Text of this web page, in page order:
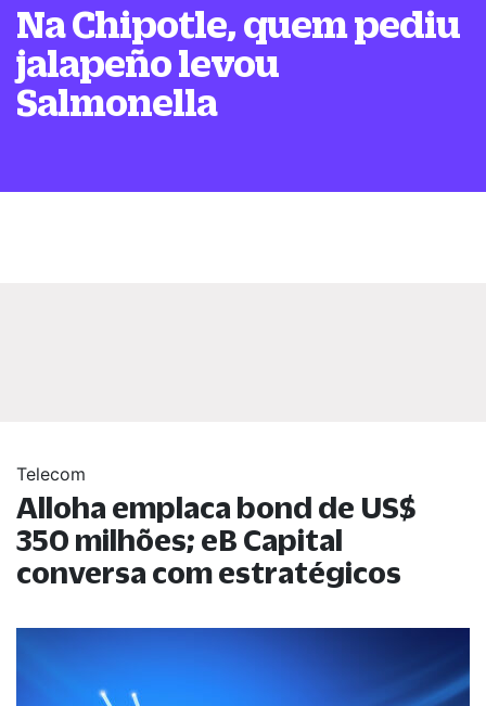
Na Chipotle, quem pediu
jalapeño levou
Salmonella
Telecom
Alloha emplaca bond de US$
350 milhões; eB Capital
conversa com estratégicos